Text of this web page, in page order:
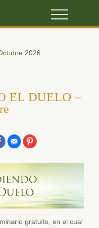
2026
EL DUELO –
Twitter
on Facebook
Share on Email
Share on Pinterest
gratuito, en el cual